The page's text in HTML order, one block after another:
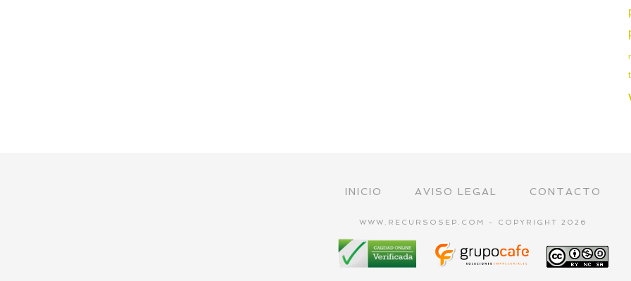
INICIO AVISO LEGAL CONTACTO
WWW.RECURSOSEP.COM - COPYRIGHT 2026